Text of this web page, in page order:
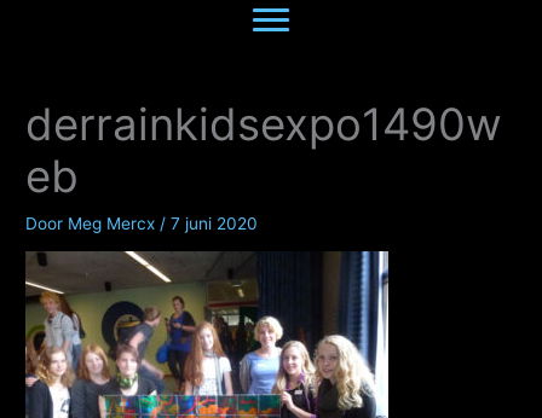
derrainkidsexpo1490w
eb
Door Meg Mercx /7 juni 2020